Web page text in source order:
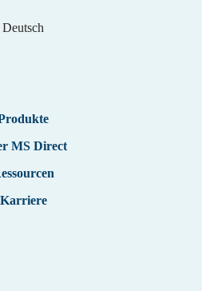
Deutsch
MS Direct
Karriere